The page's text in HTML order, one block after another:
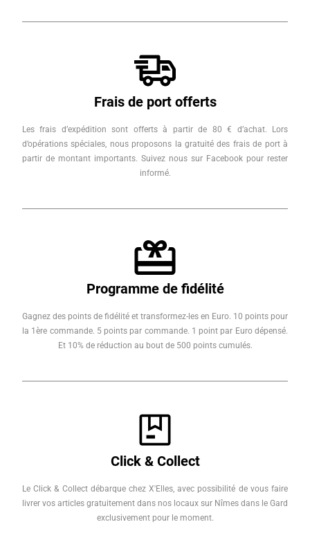
Frais de port offerts
Les frais d’expédition sont offerts à partir de 80 € d’achat. Lors
d’opérations spéciales, nous proposons la gratuité des frais de port à
partir de montant importants. Suivez nous sur Facebook pour rester
informé.
Programme de fidélité
Gagnez des points de fidélité et transformez-les en Euro. 10 points pour
la 1ère commande. 5 points par commande. 1 point par Euro dépensé.
Et 10% de réduction au bout de 500 points cumulés.
Click & Collect
Le Click & Collect débarque chez X'Elles, avec possibilité de vous faire
livrer vos articles gratuitement dans nos locaux sur Nîmes dans le Gard
exclusivement pour le moment.